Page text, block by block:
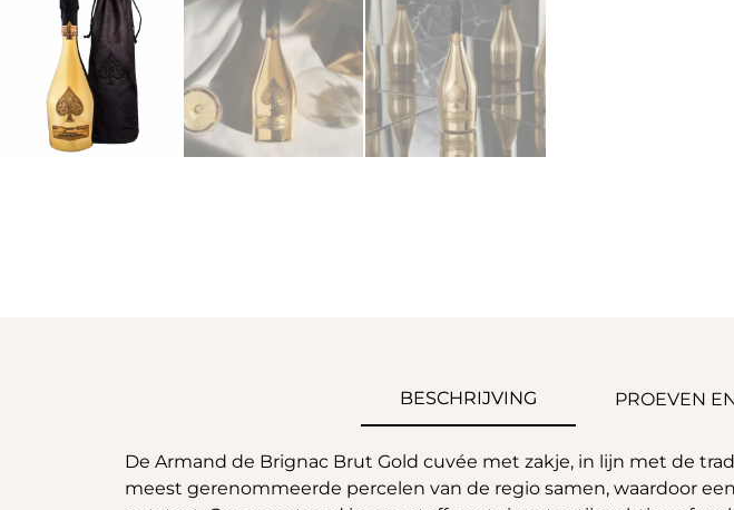
BESCHRIJVING PROEVEN
De Armand de Brignac Brut Gold cuvée met zakje, in lijn met de
meest gerenommeerde percelen van de regio samen, waardoor